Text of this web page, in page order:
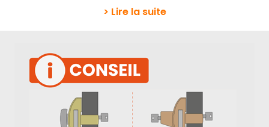
> Lire la suite